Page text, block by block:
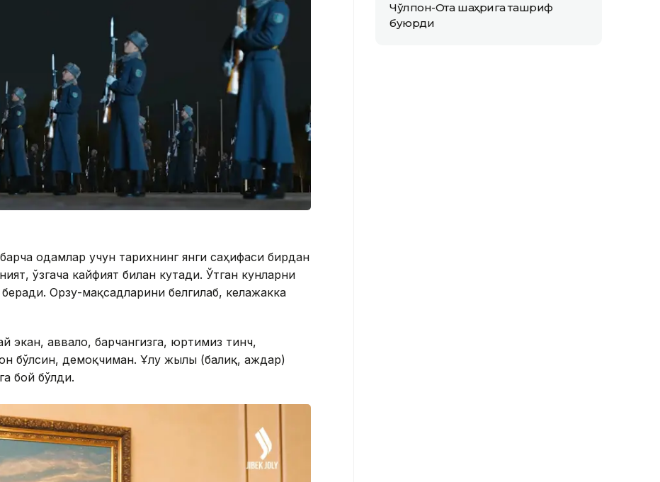
одамлар учун тарихнинг янги саҳифаси бирдан
ўзгача кайфият билан кутади. Ўтган кунларни
Орзу-мақсадларини белгилаб, келажакка
экан, аввало, барчангизга, юртимиз тинч,
бўлсин, демоқчиман. Ұлу жылы (балиқ, аждар)
бой бўлди.
Чўлпон-Ота шаҳрига ташриф
буюрди